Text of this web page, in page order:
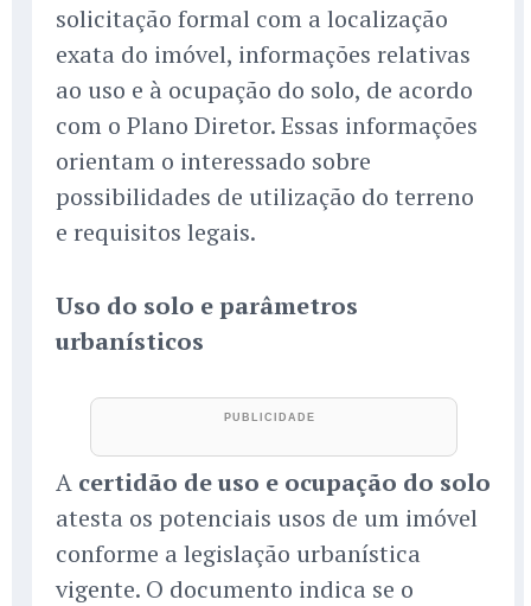
solicitação formal com a localização
exata do imóvel, informações relativas
ao uso e à ocupação do solo, de acordo
com o Plano Diretor. Essas informações
orientam o interessado sobre
possibilidades de utilização do terreno
e requisitos legais.
Uso do solo e parâmetros
urbanísticos
A certidão de uso e ocupação do solo
atesta os potenciais usos de um imóvel
conforme a legislação urbanística
vigente. O documento indica se o